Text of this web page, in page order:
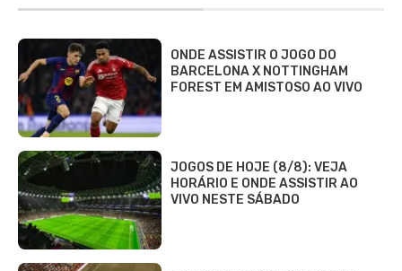
ONDE ASSISTIR O JOGO DO
BARCELONA X NOTTINGHAM
FOREST EM AMISTOSO AO VIVO
JOGOS DE HOJE (8/8): VEJA
HORÁRIO E ONDE ASSISTIR AO
VIVO NESTE SÁBADO